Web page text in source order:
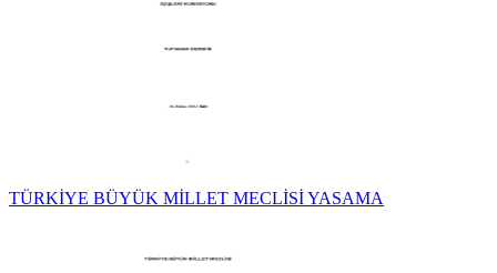
TÜRKİYE BÜYÜK MİLLET MECLİSİ YASAMA